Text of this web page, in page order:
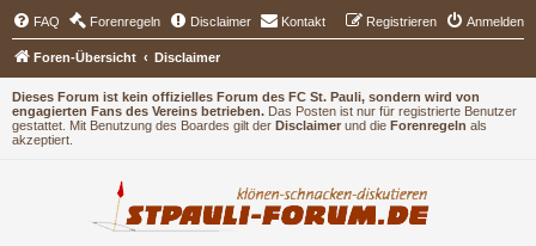
Dieses Forum ist kein offizielles Forum des FC St. Pauli, sondern wird von
engagierten Fans des Vereins betrieben. Das Posten ist nur für registrierte Benutzer
gestattet. Mit Benutzung des Boardes gilt der Disclaimer und die Forenregeln als
akzeptiert.
FAQ Forenregeln Disclaimer Kontakt Anmelden
Registrieren
Foren-Übersicht Disclaimer